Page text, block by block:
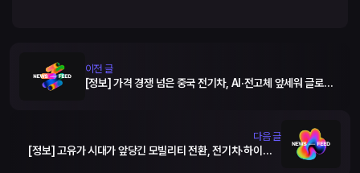
이전 글
[정보] 가격 경쟁 넘은 중국 전기차, AI·전고체 앞세워 글로벌
다음 글
[정보] 고유가 시대가 앞당긴 모빌리티 전환, 전기차·하이브리